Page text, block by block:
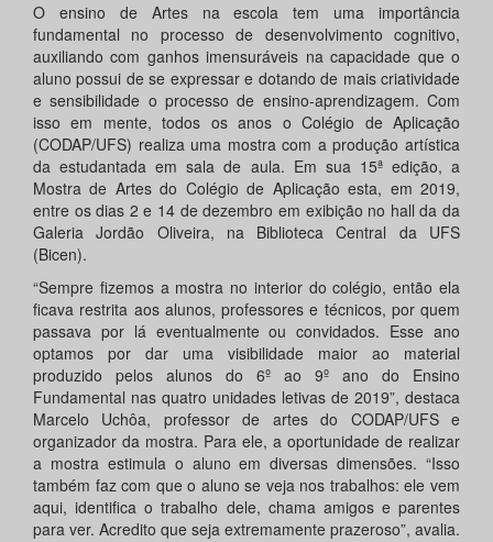
O ensino de Artes na escola tem uma importância
fundamental no processo de desenvolvimento cognitivo,
auxiliando com ganhos imensuráveis na capacidade que o
aluno possui de se expressar e dotando de mais criatividade
e sensibilidade o processo de ensino-aprendizagem. Com
isso em mente, todos os anos o Colégio de Aplicação
(CODAP/UFS) realiza uma mostra com a produção artística
da estudantada em sala de aula. Em sua 15ª edição, a
Mostra de Artes do Colégio de Aplicação esta, em 2019,
entre os dias 2 e 14 de dezembro em exibição no hall da da
Galeria Jordão Oliveira, na Biblioteca Central da UFS
(Bicen).
“Sempre fizemos a mostra no interior do colégio, então ela
ficava restrita aos alunos, professores e técnicos, por quem
passava por lá eventualmente ou convidados. Esse ano
optamos por dar uma visibilidade maior ao material
produzido pelos alunos do 6º ao 9º ano do Ensino
Fundamental nas quatro unidades letivas de 2019”, destaca
Marcelo Uchôa, professor de artes do CODAP/UFS e
organizador da mostra. Para ele, a oportunidade de realizar
a mostra estimula o aluno em diversas dimensões. “Isso
também faz com que o aluno se veja nos trabalhos: ele vem
aqui, identifica o trabalho dele, chama amigos e parentes
para ver. Acredito que seja extremamente prazeroso”, avalia.